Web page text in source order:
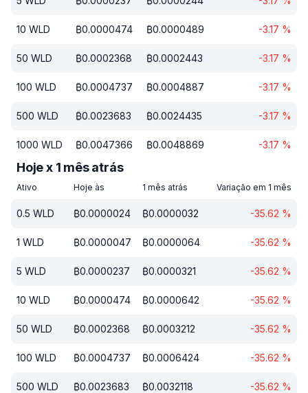
10 WLD ₿0.0000474 ₿0.0000489 -3.17 %
50 WLD ₿0.0002368 ₿0.0002443 -3.17 %
100 WLD ₿0.0004737 ₿0.0004887 -3.17 %
500 WLD ₿0.0023683 ₿0.0024435 -3.17 %
1000 WLD ₿0.0047366 ₿0.0048869 -3.17 %
Hoje x 1 mês atrás
Ativo Hoje às 1 mês atrás Variação em 1 mês
0.5 WLD ₿0.0000024 ₿0.0000032 -35.62 %
1 WLD ₿0.0000047 ₿0.0000064 -35.62 %
5 WLD ₿0.0000237 ₿0.0000321 -35.62 %
10 WLD ₿0.0000474 ₿0.0000642 -35.62 %
50 WLD ₿0.0002368 ₿0.0003212 -35.62 %
100 WLD ₿0.0004737 ₿0.0006424 -35.62 %
500 WLD ₿0.0023683 ₿0.0032118 -35.62 %